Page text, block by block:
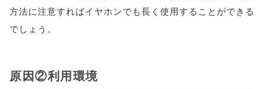
方法に注意すればイヤホンでも長く使用することができる
でしょう。
原因②利用環境